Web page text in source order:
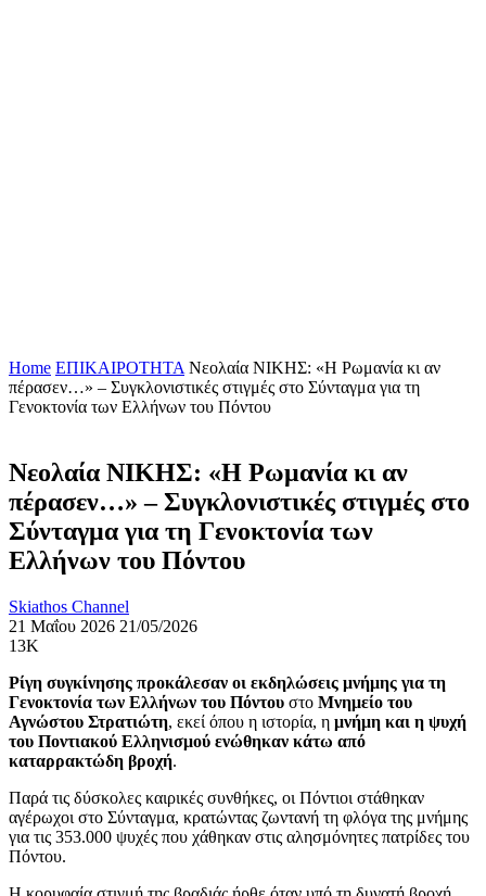
Home ΕΠΙΚΑΙΡΟΤΗΤΑ Νεολαία ΝΙΚΗΣ: «Η Ρωμανία κι αν
πέρασεν…» – Συγκλονιστικές στιγμές στο Σύνταγμα για τη
Γενοκτονία των Ελλήνων του Πόντου
Νεολαία ΝΙΚΗΣ: «Η Ρωμανία κι αν
πέρασεν…» – Συγκλονιστικές στιγμές στο
Σύνταγμα για τη Γενοκτονία των
Ελλήνων του Πόντου
Skiathos Channel
21 Μαΐου 2026 21/05/2026
13K
Ρίγη συγκίνησης προκάλεσαν οι εκδηλώσεις μνήμης για τη
Γενοκτονία των Ελλήνων του Πόντου στο Μνημείο του
Αγνώστου Στρατιώτη, εκεί όπου η ιστορία, η μνήμη και η ψυχή
του Ποντιακού Ελληνισμού ενώθηκαν κάτω από
καταρρακτώδη βροχή.
Παρά τις δύσκολες καιρικές συνθήκες, οι Πόντιοι στάθηκαν
αγέρωχοι στο Σύνταγμα, κρατώντας ζωντανή τη φλόγα της μνήμης
για τις 353.000 ψυχές που χάθηκαν στις αλησμόνητες πατρίδες του
Πόντου.